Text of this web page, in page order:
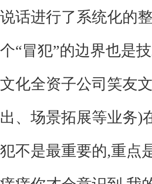
说话进行了系统化的
个“冒犯”的边界也是
文化全资子公司笑友
出、场景拓展等业务)
犯不是最重要的,重点